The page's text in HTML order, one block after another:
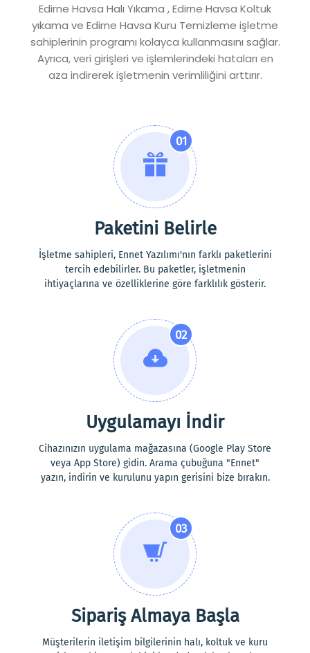
Edirne Havsa Halı Yıkama , Edirne Havsa Koltuk
yıkama ve Edirne Havsa Kuru Temizleme işletme
sahiplerinin programı kolayca kullanmasını sağlar.
Ayrıca, veri girişleri ve işlemlerindeki hataları en
aza indirerek işletmenin verimliliğini arttırır.
01
Paketini Belirle
İşletme sahipleri, Ennet Yazılımı'nın farklı paketlerini
tercih edebilirler. Bu paketler, işletmenin
ihtiyaçlarına ve özelliklerine göre farklılık gösterir.
02
Uygulamayı İndir
Cihazınızın uygulama mağazasına (Google Play Store
veya App Store) gidin. Arama çubuğuna "Ennet"
yazın, indirin ve kurulunu yapın gerisini bize bırakın.
03
Sipariş Almaya Başla
Müşterilerin iletişim bilgilerinin halı, koltuk ve kuru